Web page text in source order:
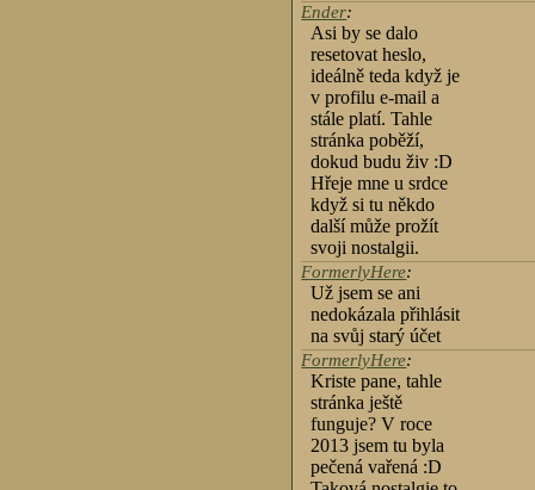
Ender:
Asi by se dalo
resetovat heslo,
ideálně teda když je
v profilu e-mail a
stále platí. Tahle
stránka poběží,
dokud budu živ :D
Hřeje mne u srdce
když si tu někdo
další může prožít
svoji nostalgii.
FormerlyHere:
Už jsem se ani
nedokázala přihlásit
na svůj starý účet
FormerlyHere:
Kriste pane, tahle
stránka ještě
funguje? V roce
2013 jsem tu byla
pečená vařená :D